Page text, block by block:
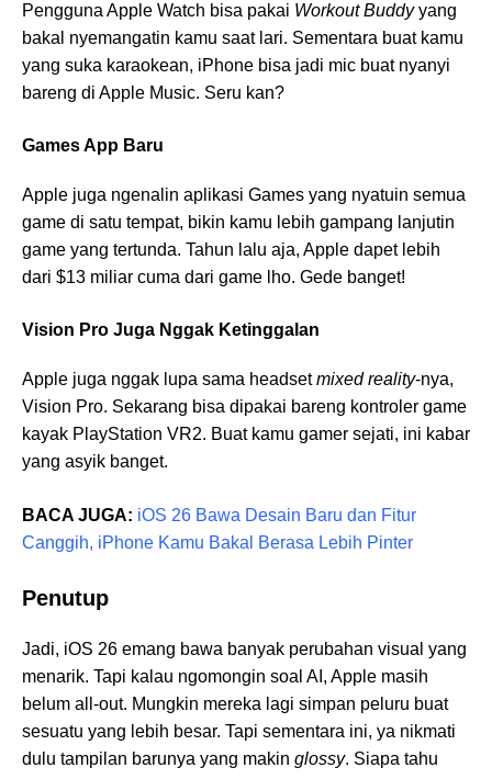
Pengguna Apple Watch bisa pakai Workout Buddyyang
bakal nyemangatin kamu saat lari. Sementara buat kamu
yang suka karaokean, iPhone bisa jadi mic buat nyanyi
bareng di Apple Music. Seru kan?
Games App Baru
Apple juga ngenalin aplikasi Games yang nyatuin semua
game di satu tempat, bikin kamu lebih gampang lanjutin
game yang tertunda. Tahun lalu aja, Apple dapet lebih
dari $13 miliar cuma dari game lho. Gede banget!
Vision Pro Juga Nggak Ketinggalan
Apple juga nggak lupa sama headsetmixed reality-nya,
Vision Pro. Sekarang bisa dipakai bareng kontroler game
kayak PlayStation VR2. Buat kamu gamer sejati, ini kabar
yang asyik banget.
BACA JUGA: iOS 26 Bawa Desain Baru dan Fitur
Canggih, iPhone Kamu Bakal Berasa Lebih Pinter
Penutup
Jadi, iOS 26 emang bawa banyak perubahan visual yang
menarik. Tapi kalau ngomongin soal AI, Apple masih
belum all-out. Mungkin mereka lagi simpan peluru buat
sesuatu yang lebih besar. Tapi sementara ini, ya nikmati
dulu tampilan barunya yang makin glossy. Siapa tahu